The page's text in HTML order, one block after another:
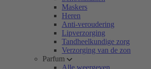
Maskers
Heren
Anti-veroudering
Lipverzorging
Tandheelkundige zorg
Verzorging van de zon
Parfum
Alle weergeven